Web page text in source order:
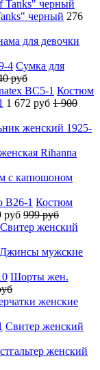
черный 276
для девочки
Сумка для
руб
Костюм
1 672 руб 1 900
женский 1925-
Rihanna
с капюшоном
Костюм
руб 999 руб
Свитер женский
Джинсы мужские
Шорты жен.
женские
Свитер женский
женский